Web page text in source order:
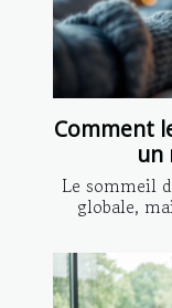
Comment
un
Le sommeil
globale,